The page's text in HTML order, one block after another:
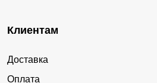
Клиентам
Доставка
Оплата